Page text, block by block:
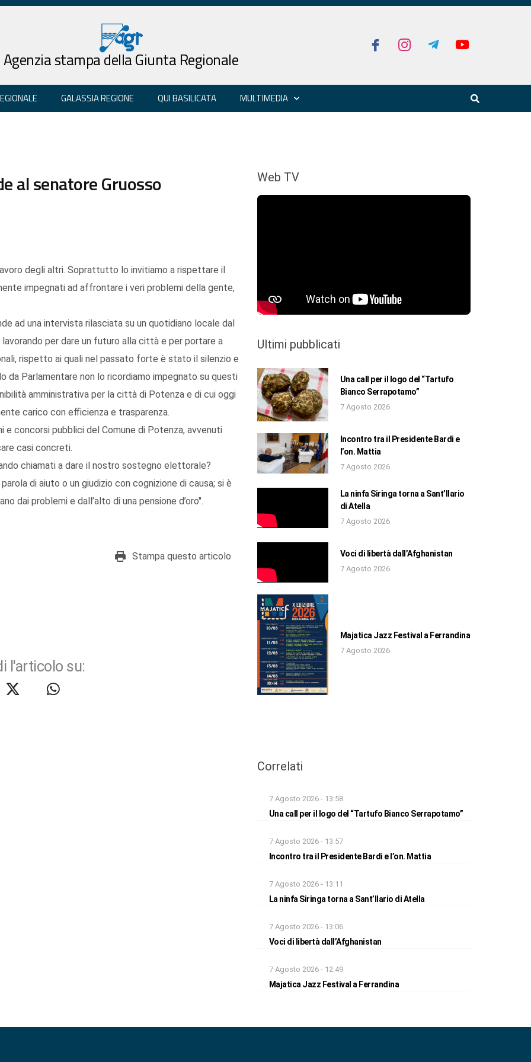
Agenzia stampa della Giunta Regionale
GALASSIA REGIONE QUI BASILICATA MULTIMEDIA
al senatore Gruosso
degli altri. Soprattutto lo invitiamo a rispettare il
impegnati ad affrontare i veri problemi della gente,
ad una intervista rilasciata su un quotidiano locale dal
per dare un futuro alla città e per portare a
rispetto ai quali nel passato forte è stato il silenzio e
da Parlamentare non lo ricordiamo impegnato su questi
amministrativa per la città di Potenza e di cui oggi
carico con efficienza e trasparenza.
concorsi pubblici del Comune di Potenza, avvenuti
casi concreti.
chiamati a dare il nostro sostegno elettorale?
di aiuto o un giudizio con cognizione di causa; si è
dai problemi e dall’alto di una pensione d’oro".
Stampa questo articolo
l'articolo su:
Web TV
Ultimi pubblicati
Una call per il logo del “Tartufo
Bianco Serrapotamo”
7 Agosto 2026
Incontro tra il Presidente Bardi e
l’on. Mattia
7 Agosto 2026
La ninfa Siringa torna a Sant’Ilario
di Atella
7 Agosto 2026
Voci di libertà dall’Afghanistan
7 Agosto 2026
Majatica Jazz Festival a Ferrandina
7 Agosto 2026
Correlati
7 Agosto 2026 - 13:58
Una call per il logo del “Tartufo Bianco Serrapotamo”
7 Agosto 2026 - 13:57
Incontro tra il Presidente Bardi e l’on. Mattia
7 Agosto 2026 - 13:11
La ninfa Siringa torna a Sant’Ilario di Atella
7 Agosto 2026 - 13:06
Voci di libertà dall’Afghanistan
7 Agosto 2026 - 12:49
Majatica Jazz Festival a Ferrandina